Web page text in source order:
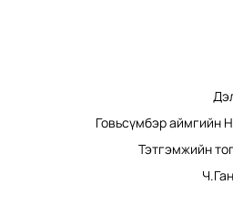
Говьсүмбэр аймгийн
Тэтгэмжийн
Ч.Ган-